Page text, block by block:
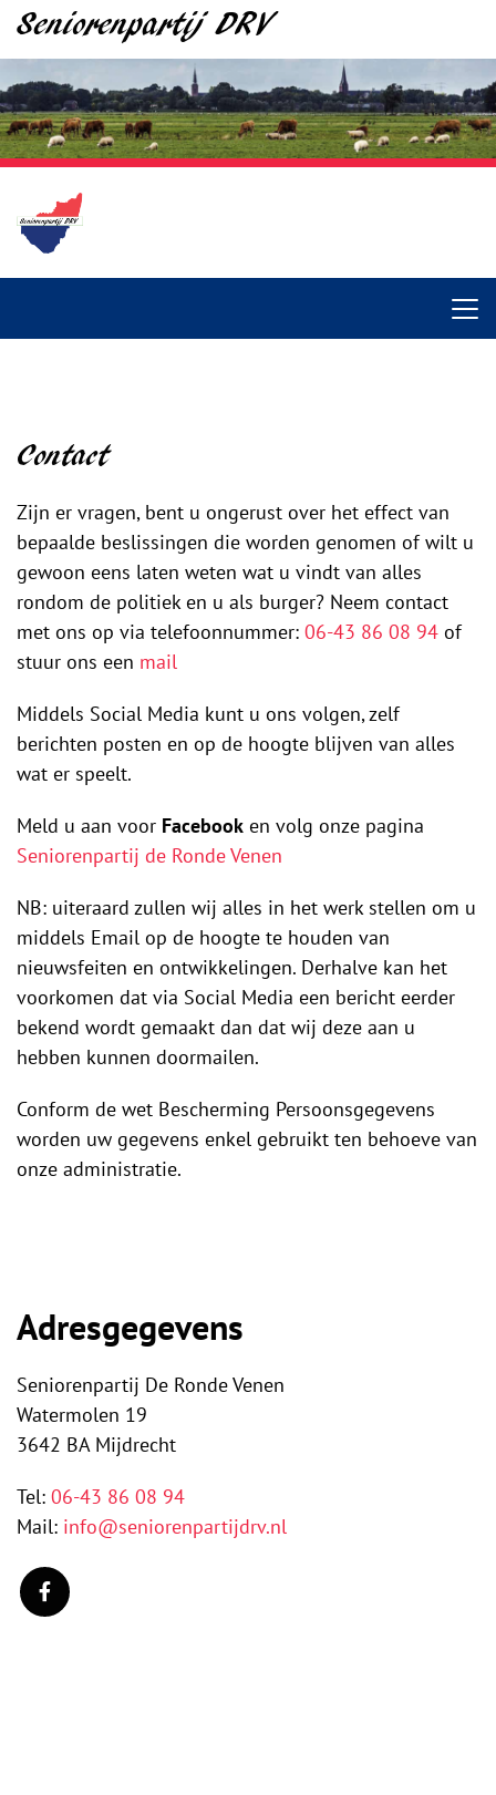
Seniorenpartij DRV
Contact
Zijn er vragen, bent u ongerust over het effect van
bepaalde beslissingen die worden genomen of wilt u
gewoon eens laten weten wat u vindt van alles
rondom de politiek en u als burger? Neem contact
met ons op via telefoonnummer: 06-43 86 08 94 of
stuur ons een mail
Middels Social Media kunt u ons volgen, zelf
berichten posten en op de hoogte blijven van alles
wat er speelt.
Meld u aan voor Facebook en volg onze pagina
Seniorenpartij de Ronde Venen
NB: uiteraard zullen wij alles in het werk stellen om u
middels Email op de hoogte te houden van
nieuwsfeiten en ontwikkelingen. Derhalve kan het
voorkomen dat via Social Media een bericht eerder
bekend wordt gemaakt dan dat wij deze aan u
hebben kunnen doormailen.
Conform de wet Bescherming Persoonsgegevens
worden uw gegevens enkel gebruikt ten behoeve van
onze administratie.
Adresgegevens
Seniorenpartij De Ronde Venen
Watermolen 19
3642 BA Mijdrecht
Tel: 06-43 86 08 94
​Mail: info@seniorenpartijdrv.nl